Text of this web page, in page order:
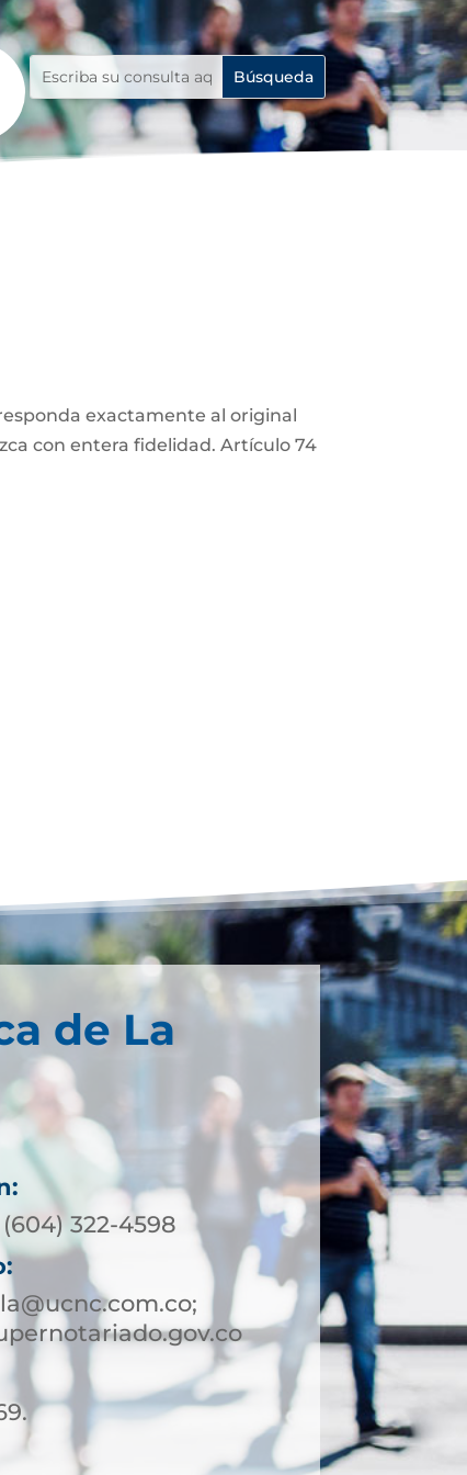
exactamente al original
con entera fidelidad. Artículo 74
de La
(604) 322-4598